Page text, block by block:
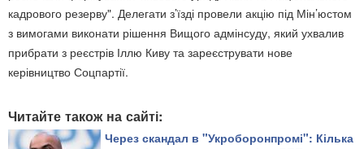
кадрового резерву". Делегати з’їзді провели акцію під Мін’юстом
з вимогами виконати рішення Вищого адмінсуду, який ухвалив
прибрати з реєстрів Іллю Киву та зареєструвати нове
керівництво Соцпартії.
Читайте також на сайті:
Через скандал в "Укроборонпромі": Кілька